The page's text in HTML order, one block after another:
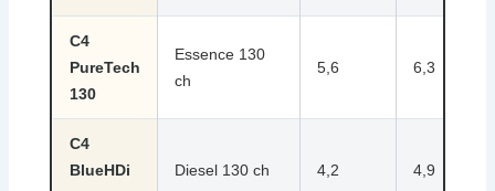
C4
PureTech
130
Essence 130
ch
5,6 6,3
C4
BlueHDi
Diesel 130 ch 4,2 4,9